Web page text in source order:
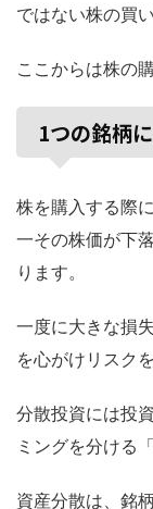
ではない株の買
ここからは株の
1つの銘柄
株を購入する際
一その株価が下
ります。
一度に大きな損
を心がけリスク
分散投資には投
ミングを分ける
資産分散は、銘